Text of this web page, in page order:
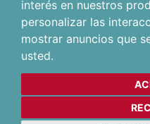
interés en nuestros
personalizar las
mostrar anuncios que
usted.